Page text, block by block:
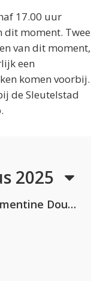
17.00 uur
dit moment. Twee
van dit moment,
een
komen voorbij.
de Sleutelstad
2025
Calvin Harris & Clementine Douglas